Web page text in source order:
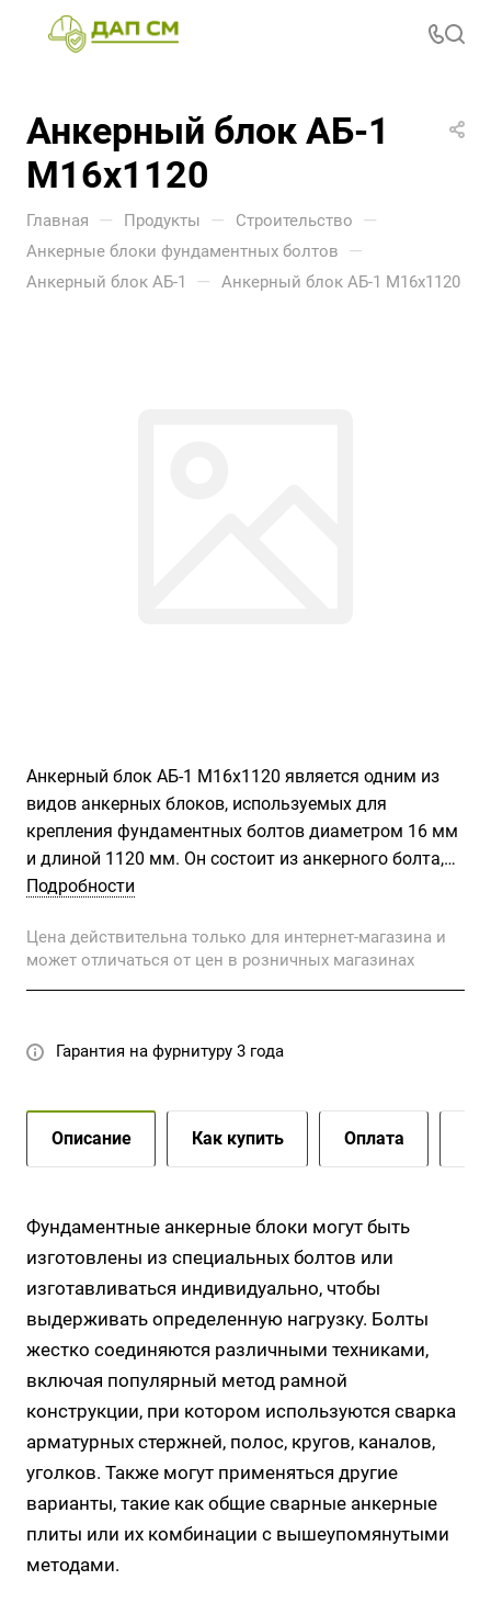
Анкерный блок АБ-1
М16х1120
Главная — Продукты — Строительство —
Анкерные блоки фундаментных болтов —
Анкерный блок АБ-1 — Анкерный блок АБ-1 М16х1120
Анкерный блок АБ-1 М16х1120 является одним из
видов анкерных блоков, используемых для
крепления фундаментных болтов диаметром 16 мм
и длиной 1120 мм. Он состоит из анкерного болта,
который устанавливается в отверстие в фундаменте
крепление фундаментного болта к основанию и
предотвращает его смещение или деформацию.
Подробности
Цена действительна только для интернет-магазина и
может отличаться от цен в розничных магазинах
Гарантия на фурнитуру 3 года
Описание Как купить Оплата
Фундаментные анкерные блоки могут быть
изготовлены из специальных болтов или
изготавливаться индивидуально, чтобы
выдерживать определенную нагрузку. Болты
жестко соединяются различными техниками,
включая популярный метод рамной
конструкции, при котором используются сварка
арматурных стержней, полос, кругов, каналов,
уголков. Также могут применяться другие
варианты, такие как общие сварные анкерные
плиты или их комбинации с вышеупомянутыми
методами.